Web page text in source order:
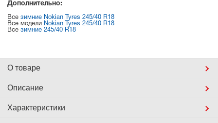
Дополнительно:
Все зимние Nokian Tyres 245/40 R18
Все модели Nokian Tyres 245/40 R18
Все зимние 245/40 R18
О товаре
Описание
Характеристики